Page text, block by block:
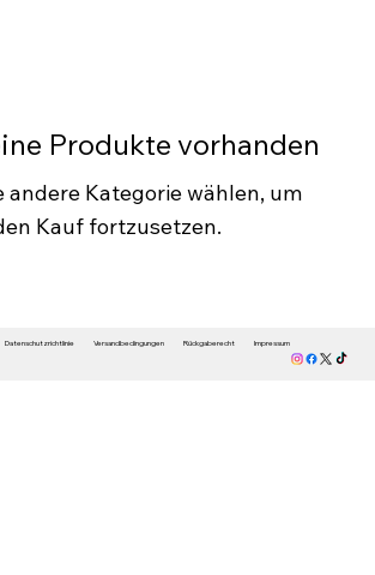
Produkte vorhanden
andere Kategorie wählen, um
Kauf fortzusetzen.
Datenschutzrichtlinie Versandbedingungen Rückgaberecht Impressum